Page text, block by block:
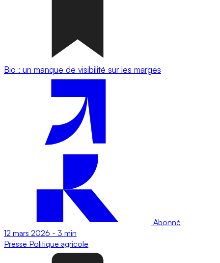
Bio : un manque de visibilité sur les marges
Abonné
12 mars 2026 - 3 min
Presse Politique agricole